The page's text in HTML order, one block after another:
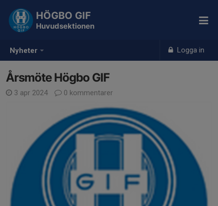
Nyheter Logga in
HÖGBO GIF
Huvudsektionen
Årsmöte Högbo GIF
3 apr 2024 0 kommentarer